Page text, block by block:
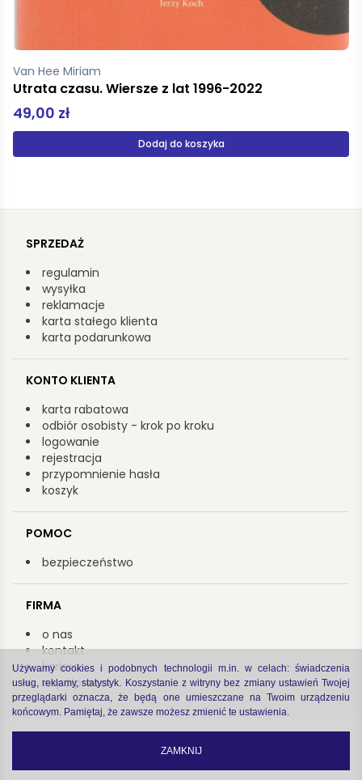
Używamy cookies i podobnych technologii m.in. w celach: świadczenia
usług, reklamy, statystyk. Koszystanie z witryny bez zmiany ustawień Twojej
przeglądarki oznacza, że będą one umieszczane na Twoim urządzeniu
końcowym. Pamiętaj, że zawsze możesz zmienić te ustawienia.
ZAMKNIJ
Barnes Jennifer Lynn
The Grandest Game. Tom 1. Największa gra
35,99 zł
Dodaj do koszyka
SPRZEDAŻ
regulamin
wysyłka
reklamacje
karta stałego klienta
karta podarunkowa
KONTO KLIENTA
karta rabatowa
odbiór osobisty - krok po kroku
logowanie
rejestracja
przypomnienie hasła
koszyk
POMOC
bezpieczeństwo
FIRMA
o nas
kontakt
kariera
współpraca
polityka prywatności